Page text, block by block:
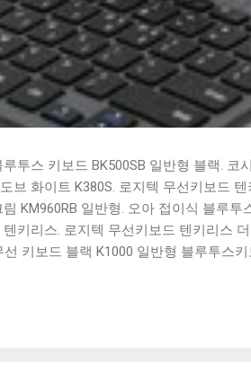
투스 키보드 BK500SB 일반형 블랙. 코
브 화이트 K380S. 로지텍 무선키보드
KM960RB 일반형. 오아 접이식 블루투
키리스. 로지텍 무선키보드 텐키리스
키보드 블랙 K1000 일반형 블루투스